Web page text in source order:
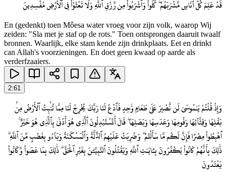
قَدْ عَلِمَ كُلُّ أُنَاسٍ مَّشْرَبَهُمْ ۖ كُلُوا۟ وَٱشْرَبُوا۟ مِن رِّزْقِ ٱللَّهِ وَلَا تَعْثَوْا۟ فِى ٱلْأَرْضِ مُفْسِدِينَ
En (gedenkt) toen Môesa water vroeg voor zijn volk, waarop Wij
zeiden: "Sla met je staf op de rots." Toen ontsprongen daaruit twaalf
bronnen. Waarlijk, elke stam kende zijn drinkplaats. Eet en drinkt
can Allah's voorzieningen. En doet geen kwaad op aarde als
verderfzaaiers.
2:61
وَإِذْ قُلْتُمْ يَـٰمُوسَىٰ لَن نَّصْبِرَ عَلَىٰ طَعَامٍ وَٰحِدٍ فَٱدْعُ لَنَا رَبَّكَ يُخْرِجْ لَنَا مِمَّا تُنۢبِتُ ٱلْأَرْضُ مِنۢ
بَقْلِهَا وَقِثَّآئِهَا وَفُومِهَا وَعَدَسِهَا وَبَصَلِهَا ۖ قَالَ أَتَسْتَبْدِلُونَ ٱلَّذِى هُوَ أَدْنَىٰ بِٱلَّذِى هُوَ خَيْرٌ ۚ
ٱهْبِطُوا۟ مِصْرًا فَإِنَّ لَكُم مَّا سَأَلْتُمْ ۗ وَضُرِبَتْ عَلَيْهِمُ ٱلذِّلَّةُ وَٱلْمَسْكَنَةُ وَبَآءُو بِغَضَبٍ مِّنَ ٱللَّهِ ۗ
ذَٰلِكَ بِأَنَّهُمْ كَانُوا۟ يَكْفُرُونَ بِـَٔايَـٰتِ ٱللَّهِ وَيَقْتُلُونَ ٱلنَّبِيِّـۧنَ بِغَيْرِ ٱلْحَقِّ ۗ ذَٰلِكَ بِمَا عَصَوا۟ وَّكَانُوا۟
يَعْتَدُونَ